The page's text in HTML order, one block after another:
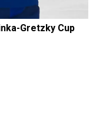
Gretzky Cup